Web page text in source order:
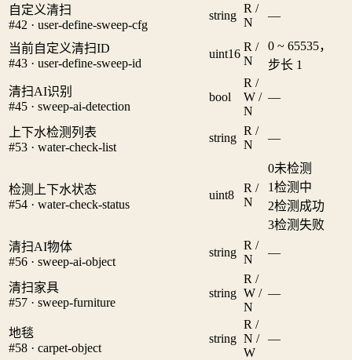
自定义清扫
#42 · user-define-sweep-cfg
string
R /
N
—
当前自定义清扫ID
#43 · user-define-sweep-id
uint16
R /
N
0 ~ 65535，
步长 1
清扫AI识别
#45 · sweep-ai-detection
bool
R /
W /
N
—
上下水检测列表
#53 · water-check-list
string
R /
N
—
检测上下水状态
#54 · water-check-status
uint8
R /
N
0未检测
1检测中
2检测成功
3检测失败
清扫AI物体
#56 · sweep-ai-object
string
R /
N
—
清扫家具
#57 · sweep-furniture
string
R /
W /
N
—
地毯
#58 · carpet-object
string
R /
N /
W
—